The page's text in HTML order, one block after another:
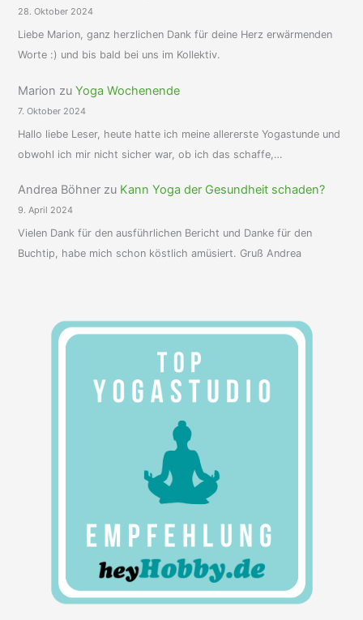
28. Oktober 2024
Liebe Marion, ganz herzlichen Dank für deine Herz erwärmenden
Worte :) und bis bald bei uns im Kollektiv.
Marion zuYoga Wochenende
7. Oktober 2024
Hallo liebe Leser, heute hatte ich meine allererste Yogastunde und
obwohl ich mir nicht sicher war, ob ich das schaffe,…
Andrea Böhner zu Kann Yoga der Gesundheit schaden?
9. April 2024
Vielen Dank für den ausführlichen Bericht und Danke für den
Buchtip, habe mich schon köstlich amüsiert. Gruß Andrea